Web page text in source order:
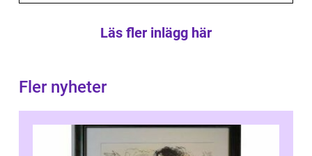
Läs fler inlägg här
Fler nyheter